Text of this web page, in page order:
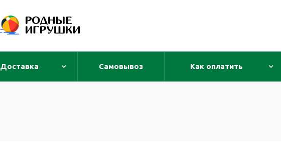
Доставка Самовывоз Как оплатить